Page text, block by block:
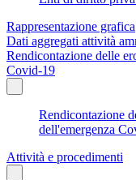
Rappresentazione grafica
Dati aggregati attività
Rendicontazione delle
Covid-19
Rendicontazione
dell'emergenza
Attività e procedimenti